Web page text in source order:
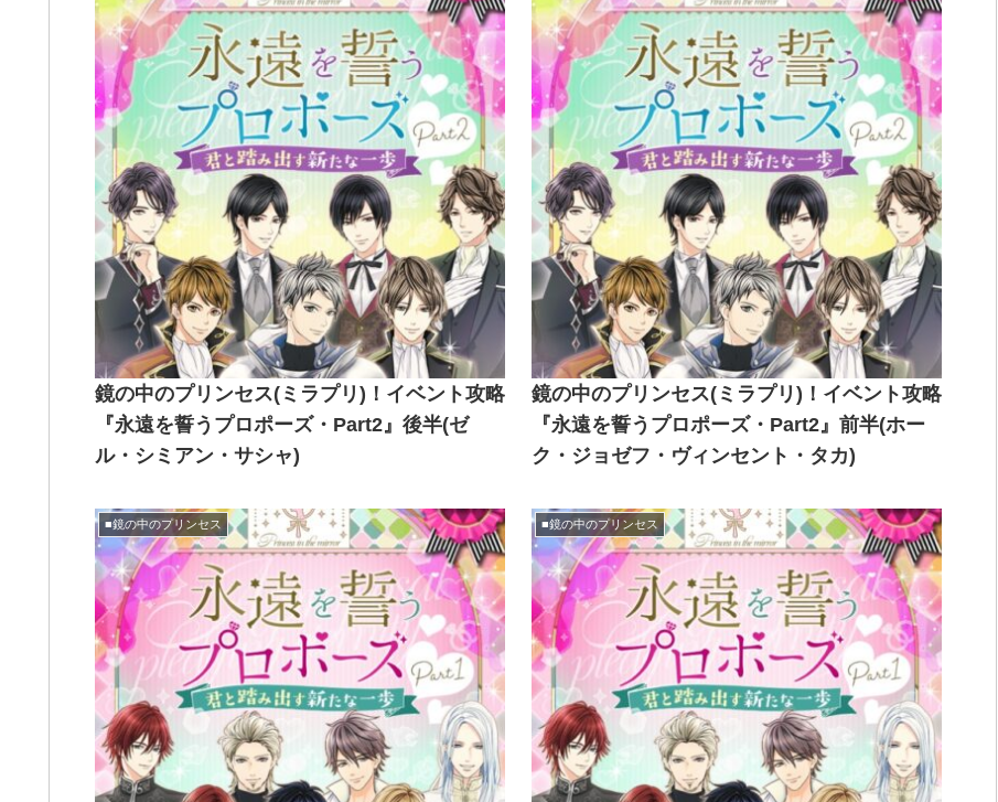
鏡の中のプリンセス(ミラプリ)！イベント攻略
『永遠を誓うプロポーズ・Part2』後半(ゼ
ル・シミアン・サシャ)
鏡の中のプリンセス(ミラプリ)！イベント攻略
『永遠を誓うプロポーズ・Part2』前半(ホー
ク・ジョゼフ・ヴィンセント・タカ)
■鏡の中のプリンセス ■鏡の中のプリンセス